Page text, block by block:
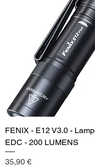
FENIX - E12 V3.0 -
EDC - 200 LUMENS
Price
35,90 €